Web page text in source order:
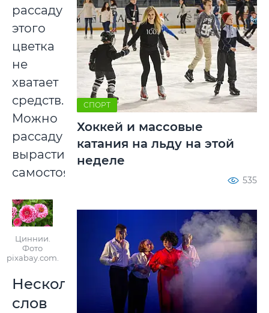
рассаду
этого
цветка
не
хватает
средств.
Можно
рассаду
вырастить
самостоятельно.
Циннии.
Фото
pixabay.com.
Несколько
слов
СПОРТ
Хоккей и массовые
катания на льду на этой
неделе
535